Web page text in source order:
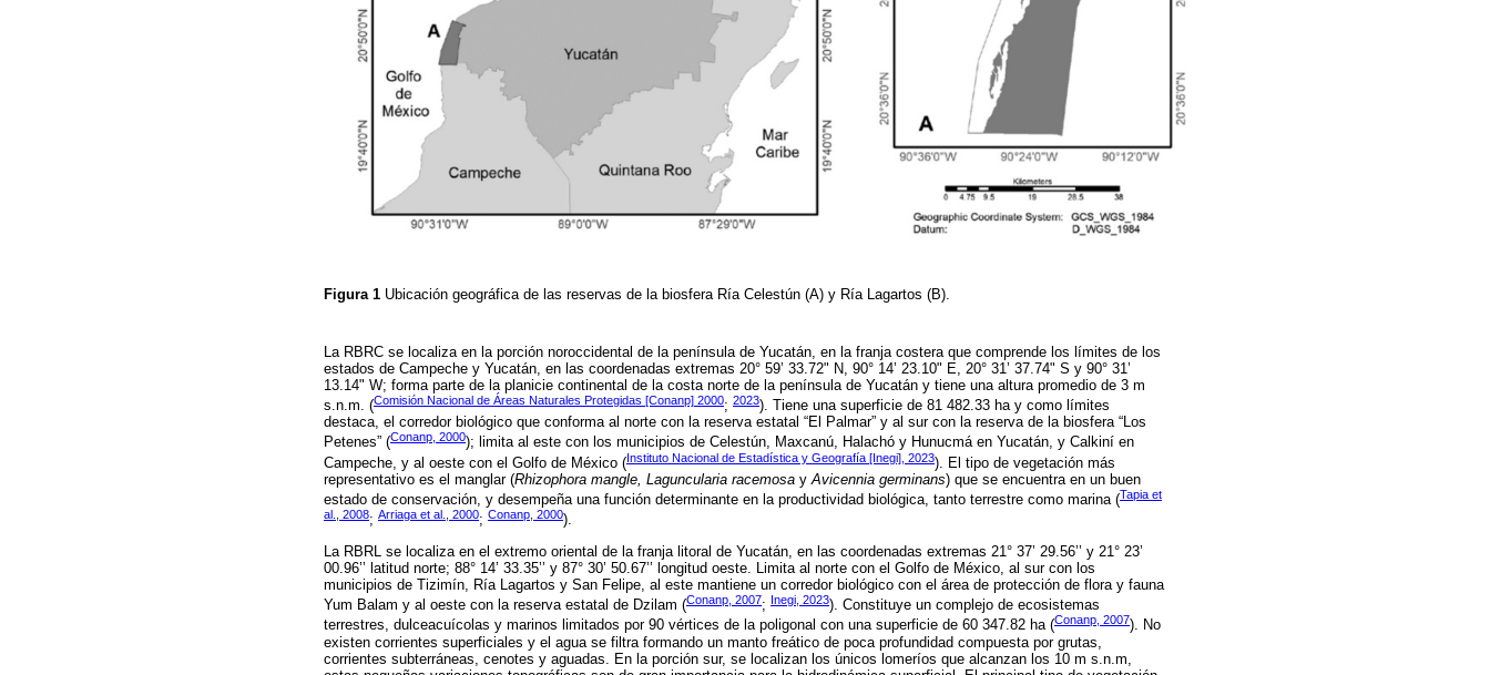
Figura 1 Ubicación geográfica de las reservas de la biosfera Ría Celestún (A) y Ría Lagartos (B).
La RBRC se localiza en la porción noroccidental de la península de Yucatán, en la franja costera que comprende los límites de los
estados de Campeche y Yucatán, en las coordenadas extremas 20° 59’ 33.72" N, 90° 14’ 23.10" E, 20° 31’ 37.74" S y 90° 31’
13.14" W; forma parte de la planicie continental de la costa norte de la península de Yucatán y tiene una altura promedio de 3 m
s.n.m. (Comisión Nacional de Áreas Naturales Protegidas [Conanp] 2000; 2023). Tiene una superficie de 81 482.33 ha y como límites
destaca, el corredor biológico que conforma al norte con la reserva estatal “El Palmar” y al sur con la reserva de la biosfera “Los
Petenes” (Conanp, 2000); limita al este con los municipios de Celestún, Maxcanú, Halachó y Hunucmá en Yucatán, y Calkiní en
Campeche, y al oeste con el Golfo de México (Instituto Nacional de Estadística y Geografía [Inegi], 2023). El tipo de vegetación más
representativo es el manglar (Rhizophora mangle, Laguncularia racemosa y Avicennia germinans) que se encuentra en un buen
estado de conservación, y desempeña una función determinante en la productividad biológica, tanto terrestre como marina (Tapia et
al., 2008; Arriaga et al., 2000; Conanp, 2000).
La RBRL se localiza en el extremo oriental de la franja litoral de Yucatán, en las coordenadas extremas 21° 37’ 29.56’’ y 21° 23’
00.96’’ latitud norte; 88° 14’ 33.35’’ y 87° 30’ 50.67’’ longitud oeste. Limita al norte con el Golfo de México, al sur con los
municipios de Tizimín, Ría Lagartos y San Felipe, al este mantiene un corredor biológico con el área de protección de flora y fauna
Yum Balam y al oeste con la reserva estatal de Dzilam (Conanp, 2007; Inegi, 2023). Constituye un complejo de ecosistemas
terrestres, dulceacuícolas y marinos limitados por 90 vértices de la poligonal con una superficie de 60 347.82 ha (Conanp, 2007). No
existen corrientes superficiales y el agua se filtra formando un manto freático de poca profundidad compuesta por grutas,
corrientes subterráneas, cenotes y aguadas. En la porción sur, se localizan los únicos lomeríos que alcanzan los 10 m s.n.m,